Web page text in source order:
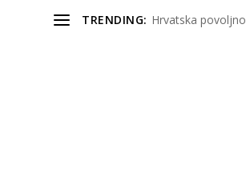
TRENDING: Hrvatska povoljno